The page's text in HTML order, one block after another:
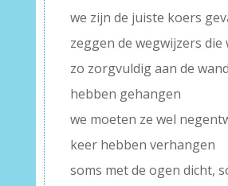
we zijn de juiste koers
zeggen de wegwijzers die
zo zorgvuldig aan de
hebben gehangen
we moeten ze wel
keer hebben verhangen
soms met de ogen dicht,